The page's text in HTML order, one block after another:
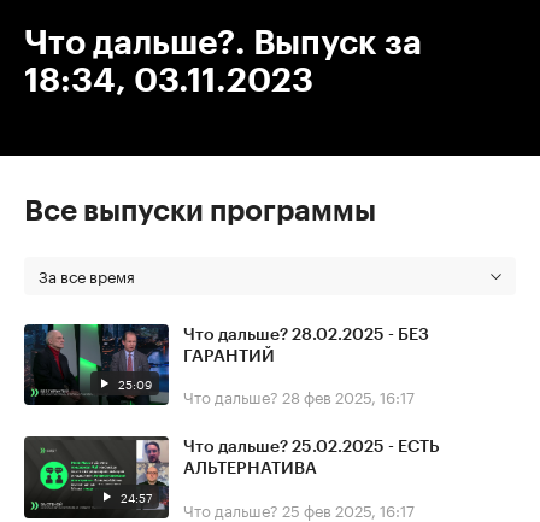
Что дальше?. Выпуск за
18:34, 03.11.2023
Все выпуски программы
За все время
25:09
Что дальше? 28.02.2025 - БЕЗ
ГАРАНТИЙ
Что дальше? 28 фев 2025, 16:17
24:57
Что дальше? 25.02.2025 - ЕСТЬ
АЛЬТЕРНАТИВА
Что дальше? 25 фев 2025, 16:17